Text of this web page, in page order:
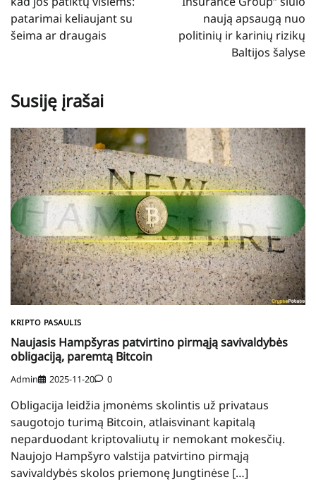
patarimai keliaujant su
šeima ar draugais
naują apsaugą nuo
politinių ir karinių rizikų
Baltijos šalyse
Susiję įrašai
KRIPTO PASAULIS
Naujasis Hampšyras patvirtino pirmąją savivaldybės
obligaciją, paremtą Bitcoin
Admin 2025-11-20 0
Obligacija leidžia įmonėms skolintis už privataus
saugotojo turimą Bitcoin, atlaisvinant kapitalą
neparduodant kriptovaliutų ir nemokant mokesčių.
Naujojo Hampšyro valstija patvirtino pirmąją
savivaldybės skolos priemonę Jungtinėse […]